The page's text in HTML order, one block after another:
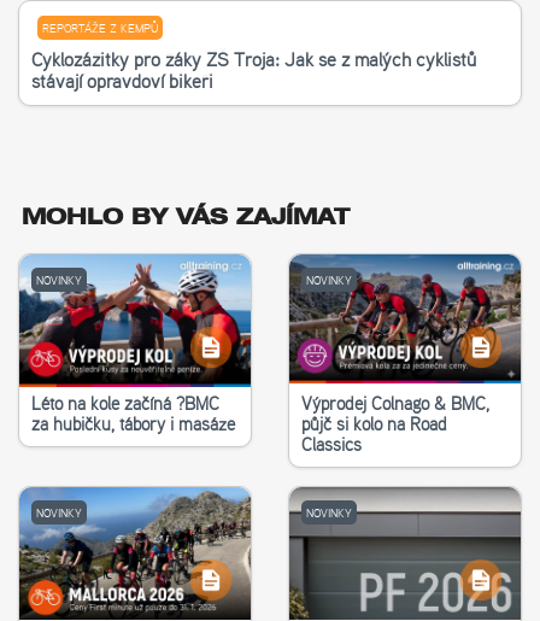
REPORTÁŽE Z KEMPŮ
Cyklozážitky pro žáky ZŠ Troja: Jak se z malých cyklistů
stávají opravdoví bikeři
MOHLO BY VÁS ZAJÍMAT
NOVINKY
Léto na kole začíná ?‍BMC
za hubičku, tábory i masáže
NOVINKY
Výprodej Colnago & BMC,
půjč si kolo na Road
Classics
NOVINKY NOVINKY